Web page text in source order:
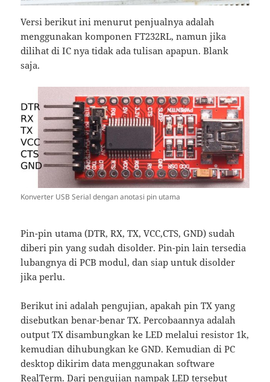
Versi berikut ini menurut penjualnya adalah
menggunakan komponen FT232RL, namun jika
dilihat di IC nya tidak ada tulisan apapun. Blank
saja.
Konverter USB Serial dengan anotasi pin utama
Pin-pin utama (DTR, RX, TX, VCC,CTS, GND) sudah
diberi pin yang sudah disolder. Pin-pin lain tersedia
lubangnya di PCB modul, dan siap untuk disolder
jika perlu.
Berikut ini adalah pengujian, apakah pin TX yang
disebutkan benar-benar TX. Percobaannya adalah
output TX disambungkan ke LED melalui resistor 1k,
kemudian dihubungkan ke GND. Kemudian di PC
desktop dikirim data menggunakan software
RealTerm. Dari pengujian nampak LED tersebut